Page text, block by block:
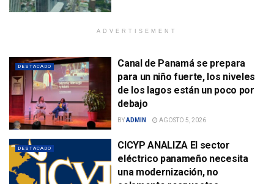
ADVERTISEMENT
DESTACADO
Canal de Panamá se prepara
para un niño fuerte, los niveles
de los lagos están un poco por
debajo
BYADMIN AGOSTO 5, 2026
DESTACADO
CICYP ANALIZA El sector
eléctrico panameño necesita
una modernización, no